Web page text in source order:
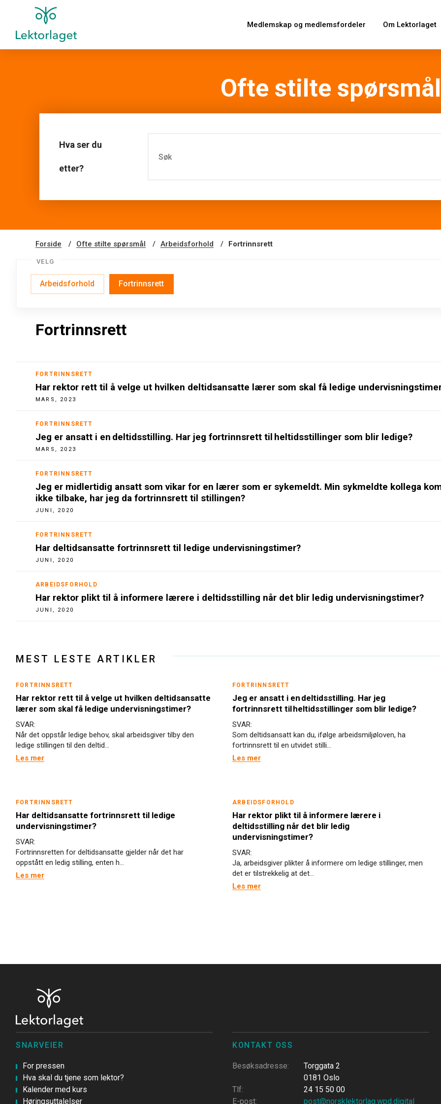
Medlemskap og medlemsfordeler Om Lektorlaget
Ofte stilte spørsmål
Hva ser du
etter?
Forside Ofte stilte spørsmål Arbeidsforhold Fortrinnsrett
VELG
Arbeidsforhold Fortrinnsrett
Fortrinnsrett
FORTRINNSRETT
Har rektor rett til å velge ut hvilken deltidsansatte lærer som skal få ledige
MARS, 2023
FORTRINNSRETT
Jeg er ansatt i en deltidsstilling. Har jeg fortrinnsrett til heltidsstillinger som blir ledige?
MARS, 2023
FORTRINNSRETT
Jeg er midlertidig ansatt som vikar for en lærer som er sykemeldt. Min sykmeldte kollega
ikke tilbake, har jeg da fortrinnsrett til stillingen?
JUNI, 2020
FORTRINNSRETT
Har deltidsansatte fortrinnsrett til ledige undervisningstimer?
JUNI, 2020
ARBEIDSFORHOLD
Har rektor plikt til å informere lærere i deltidsstilling når det blir ledig undervisningstimer?
JUNI, 2020
MEST LESTE ARTIKLER
FORTRINNSRETT
Har rektor rett til å velge ut hvilken deltidsansatte
lærer som skal få ledige undervisningstimer?
SVAR:
Når det oppstår ledige behov, skal arbeidsgiver tilby den
ledige stillingen til den deltid...
Les mer
FORTRINNSRETT
Jeg er ansatt i en deltidsstilling. Har jeg
fortrinnsrett til heltidsstillinger som blir ledige?
SVAR:
Som deltidsansatt kan du, ifølge arbeidsmiljøloven, ha
fortrinnsrett til en utvidet stilli...
Les mer
FORTRINNSRETT
Har deltidsansatte fortrinnsrett til ledige
undervisningstimer?
SVAR:
Fortrinnsretten for deltidsansatte gjelder når det har
oppstått en ledig stilling, enten h...
Les mer
ARBEIDSFORHOLD
Har rektor plikt til å informere lærere i
deltidsstilling når det blir ledig
undervisningstimer?
SVAR:
Ja, arbeidsgiver plikter å informere om ledige stillinger, men
det er tilstrekkelig at det...
Les mer
SNARVEIER
For pressen
Hva skal du tjene som lektor?
Kalender med kurs
Høringsuttalelser
KONTAKT OSS
Besøksadresse:
Torggata 2
0181 Oslo
Tlf:
24 15 50 00
E-post: post@norsklektorlag.wpd.digital